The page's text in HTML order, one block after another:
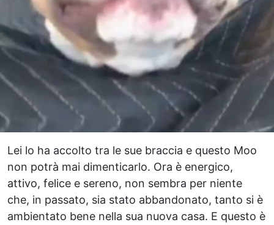
Lei lo ha accolto tra le sue braccia e questo Moo
non potrà mai dimenticarlo. Ora è energico,
attivo, felice e sereno, non sembra per niente
che, in passato, sia stato abbandonato, tanto si è
ambientato bene nella sua nuova casa. E questo è